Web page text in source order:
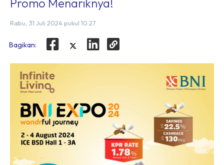
Promo Menariknya!
Rabu, 31 Juli 2024 pukul 10:27
Bagikan: